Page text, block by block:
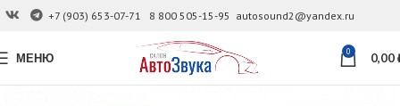
+7 (903) 653-07-71 8 800 505-15-95 autosound2@yandex.ru
МЕНЮ 0 0,00